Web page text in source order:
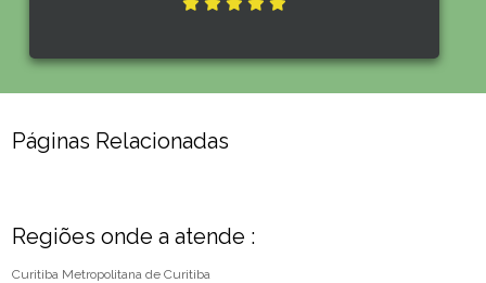
Páginas Relacionadas
Regiões onde a atende :
Curitiba Metropolitana de Curitiba